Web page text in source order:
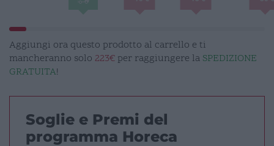
Aggiungi ora questo prodotto al carrello e ti
mancheranno solo 223€ per raggiungere la SPEDIZIONE
GRATUITA!
Soglie e Premi del
programma Horeca